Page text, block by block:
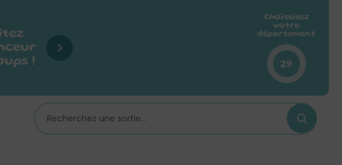
Choissisez
votre
département
29